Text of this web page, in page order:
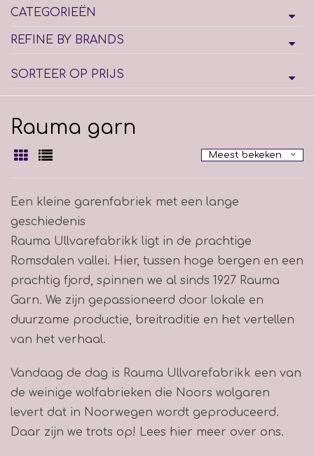
CATEGORIEËN
REFINE BY BRANDS
SORTEER OP PRIJS
Rauma garn
Meest bekeken
Een kleine garenfabriek met een lange
geschiedenis
Rauma Ullvarefabrikk ligt in de prachtige
Romsdalen vallei. Hier, tussen hoge bergen en een
prachtig fjord, spinnen we al sinds 1927 Rauma
Garn. We zijn gepassioneerd door lokale en
duurzame productie, breitraditie en het vertellen
van het verhaal.
Vandaag de dag is Rauma Ullvarefabrikk een van
de weinige wolfabrieken die Noors wolgaren
levert dat in Noorwegen wordt geproduceerd.
Daar zijn we trots op! Lees hier meer over ons.